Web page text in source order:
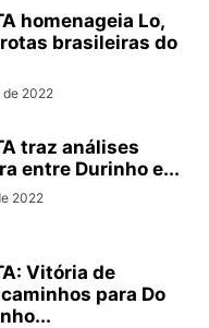
homenageia Lo,
brasileiras do
de 2022
traz análises
entre Durinho e...
2022
Vitória de
para Do